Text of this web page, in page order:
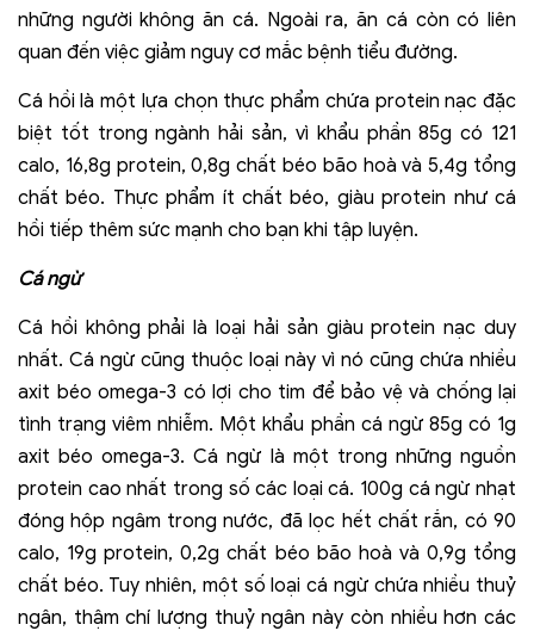
những người không ăn cá. Ngoài ra, ăn cá còn có liên
quan đến việc giảm nguy cơ mắc bệnh tiểu đường.
Cá hồi là một lựa chọn thực phẩm chứa protein nạc đặc
biệt tốt trong ngành hải sản, vì khẩu phần 85g có 121
calo, 16,8g protein, 0,8g chất béo bão hoà và 5,4g tổng
chất béo. Thực phẩm ít chất béo, giàu protein như cá
hồi tiếp thêm sức mạnh cho bạn khi tập luyện.
Cá ngừ
Cá hồi không phải là loại hải sản giàu protein nạc duy
nhất. Cá ngừ cũng thuộc loại này vì nó cũng chứa nhiều
axit béo omega-3 có lợi cho tim để bảo vệ và chống lại
tình trạng viêm nhiễm. Một khẩu phần cá ngừ 85g có 1g
axit béo omega-3. Cá ngừ là một trong những nguồn
protein cao nhất trong số các loại cá. 100g cá ngừ nhạt
đóng hộp ngâm trong nước, đã lọc hết chất rắn, có 90
calo, 19g protein, 0,2g chất béo bão hoà và 0,9g tổng
chất béo. Tuy nhiên, một số loại cá ngừ chứa nhiều thuỷ
ngân, thậm chí lượng thuỷ ngân này còn nhiều hơn các